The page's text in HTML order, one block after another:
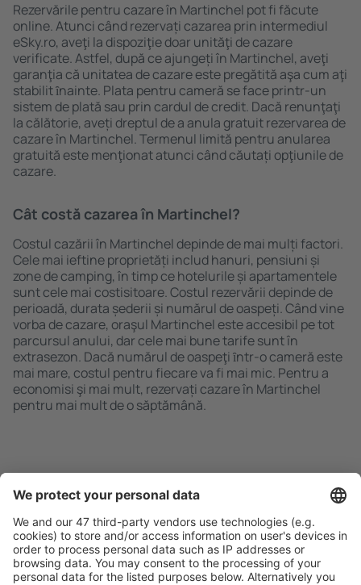
Rezervările pentru cazare în Martinchel pot fi făcute
online. Atunci când rezervați cazarea prin intermediul
eSky.ro, aveţi la dispoziţie doar unităţi de cazare
verificate. Astfel, după ce ajungeți în Martinchel, aveţi
garanţia că unitatea de cazare este pregătită aşa cum aţi
stabilit ȋnainte. Plata pentru cameră se face printr-un
sistem de plată sau prin cardul de credit. Dacă renunţaţi
la călătorie, aveți dreptul de a anula gratuit rezervarea de
cazare în Martinchel. Termenul limită pentru anularea
gratuită este menţionat atunci când căutați opţiunile de
cazare.
Cât costă cazarea în Martinchel?
Costul cazării în Martinchel depinde de mai mulți factori.
Cele mai ieftine proprietăți includ hanuri, pensiuni și
zone de camping, în timp ce hotelurile și apartamentele
sunt cele mai costisitoare. Costul rezervării depinde de
perioadă, durata șederii și numărul de oaspeți. Când vine
vorba de cazare, oraşul Martinchel este accesibil pe tot
parcursul anului, dar cele mai bune tarife sunt în
extrasezon. Dacă numărul de oaspeţi ȋntr-o cameră este
mai mare, costul pentru fiecare va fi mai mic. Pentru a
economisi şi mai mult, rezervați cazare în Martinchel
pentru mai mult de o săptămână.
Caută rapid şi uşor
Ofertă adaptată aşteptărilor tale.
Planifică ȋn siguranţă
Rezervare fără griji cu opțiune gratuită de anulare.